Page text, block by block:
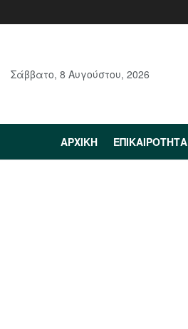
Σάββατο, 8 Αυγούστου, 2026
ΑΡΧΙΚΉ ΕΠΙΚΑΙΡΌΤΗΤΑ